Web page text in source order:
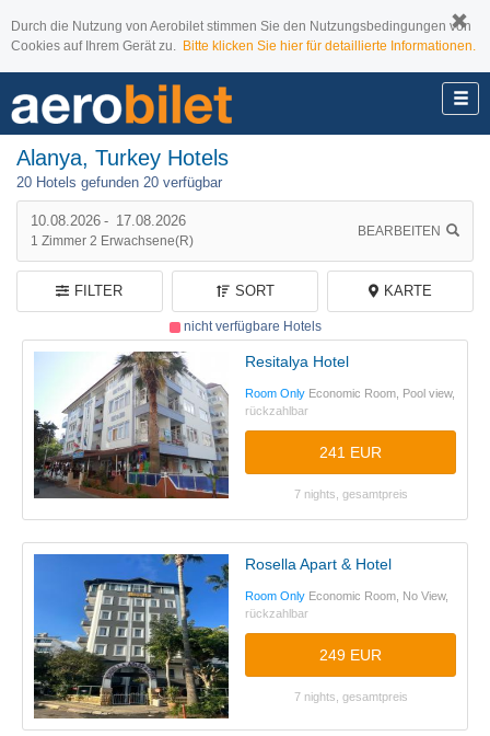
Durch die Nutzung von Aerobilet stimmen Sie den Nutzungsbedingungen von
Cookies auf Ihrem Gerät zu. Bitte klicken Sie hier für detaillierte Informationen.
10.08.2026 - 17.08.2026
1 Zimmer 2 Erwachsene(r)
BEARBEITEN
Alanya, Turkey Hotels
20 Hotels gefunden 20 verfügbar
nicht verfügbare Hotels
FILTER SORT KARTE
Resitalya Hotel
Room Only Economic Room, Pool view,
rückzahlbar
241 EUR
7 nights, gesamtpreis
Rosella Apart & Hotel
Room Only Economic Room, No View,
rückzahlbar
249 EUR
7 nights, gesamtpreis